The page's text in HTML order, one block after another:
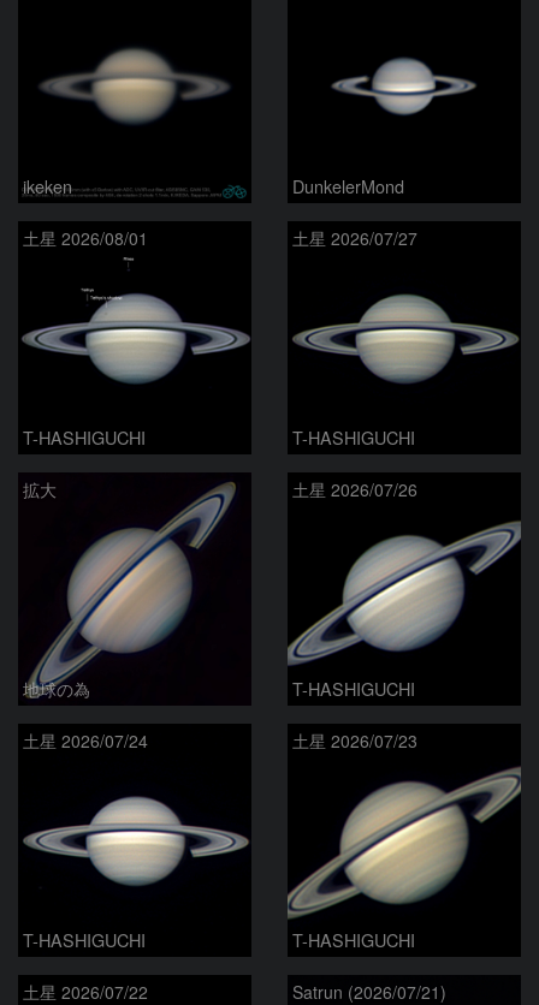
ikeken DunkelerMond
土星 2026/08/01
T-HASHIGUCHI
土星 2026/07/27
T-HASHIGUCHI
拡大
地球の為
土星 2026/07/26
T-HASHIGUCHI
土星 2026/07/24
T-HASHIGUCHI
土星 2026/07/23
T-HASHIGUCHI
土星 2026/07/22 Satrun (2026/07/21)